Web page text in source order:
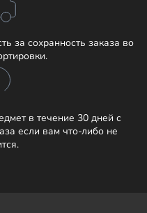
за сохранность заказа во
в течение 30 дней с
если вам что-либо не